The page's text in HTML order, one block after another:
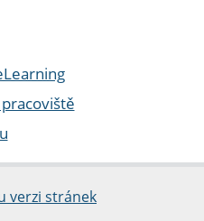
verzi stránek